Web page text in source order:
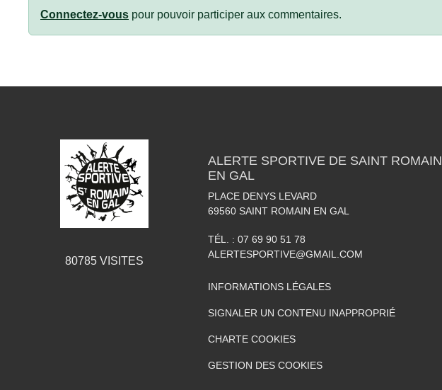
Connectez-vous pour pouvoir participer aux commentaires.
80785VISITES
ALERTE SPORTIVE DE SAINT ROMAIN
EN GAL
PLACE DENYS LEVARD
69560 SAINT ROMAIN EN GAL
TÉL. : 07 69 90 51 78
ALERTESPORTIVE@GMAIL.COM
INFORMATIONS LÉGALES
SIGNALER UN CONTENU INAPPROPRIÉ
CHARTE COOKIES
GESTION DES COOKIES